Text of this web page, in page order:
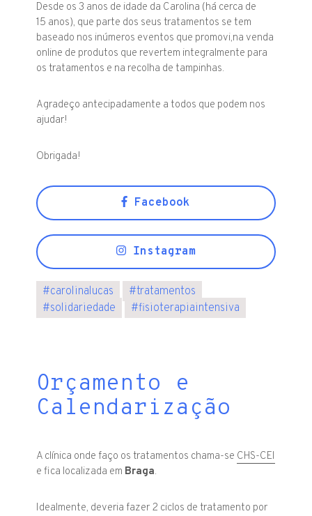
Desde os 3 anos de idade da Carolina (há cerca de
15 anos), que parte dos seus tratamentos se tem
baseado nos inúmeros eventos que promovi,na venda
online de produtos que revertem integralmente para
os tratamentos e na recolha de tampinhas.
Agradeço antecipadamente a todos que podem nos
ajudar!
Obrigada!
Facebook
Instagram
#carolinalucas #tratamentos
#solidariedade #fisioterapiaintensiva
Orçamento e
Calendarização
A clínica onde faço os tratamentos chama-se CHS-CEI
e fica localizada em Braga.
Idealmente, deveria fazer 2 ciclos de tratamento por